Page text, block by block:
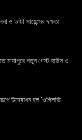
ও ডাটা সায়েন্সের দক্ষতা
মায়াপুরে নতুন গেস্ট হাউস ও
উদ্বোধন হল ‘ওগিলভি